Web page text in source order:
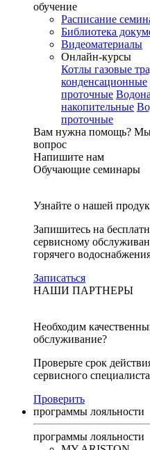
обучение
Расписание
Библиотека
Видеоматериалы
Онлайн-курсы
Котлы газовые
конденсационные
проточные
накопительные
проточные
Вам нужна помощь? Мы
вопрос
Напишите нам
Обучающие семинары
Узнайте о нашей
Запишитесь на
сервисному
горячего
Записаться
НАШИ ПАРТНЕРЫ
Необходим
обслуживание?
Проверьте срок
сервисного специалиста
Проверить
программы лояльности
программы лояльности